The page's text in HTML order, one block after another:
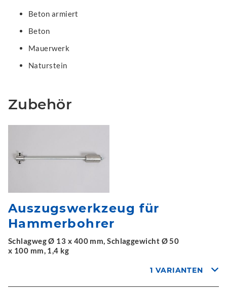
Beton armiert
Beton
Mauerwerk
Naturstein
Zubehör
Auszugswerkzeug für
Hammerbohrer
Schlagweg Ø 13 x 400 mm, Schlaggewicht Ø 50
x 100 mm, 1,4 kg
1 VARIANTEN